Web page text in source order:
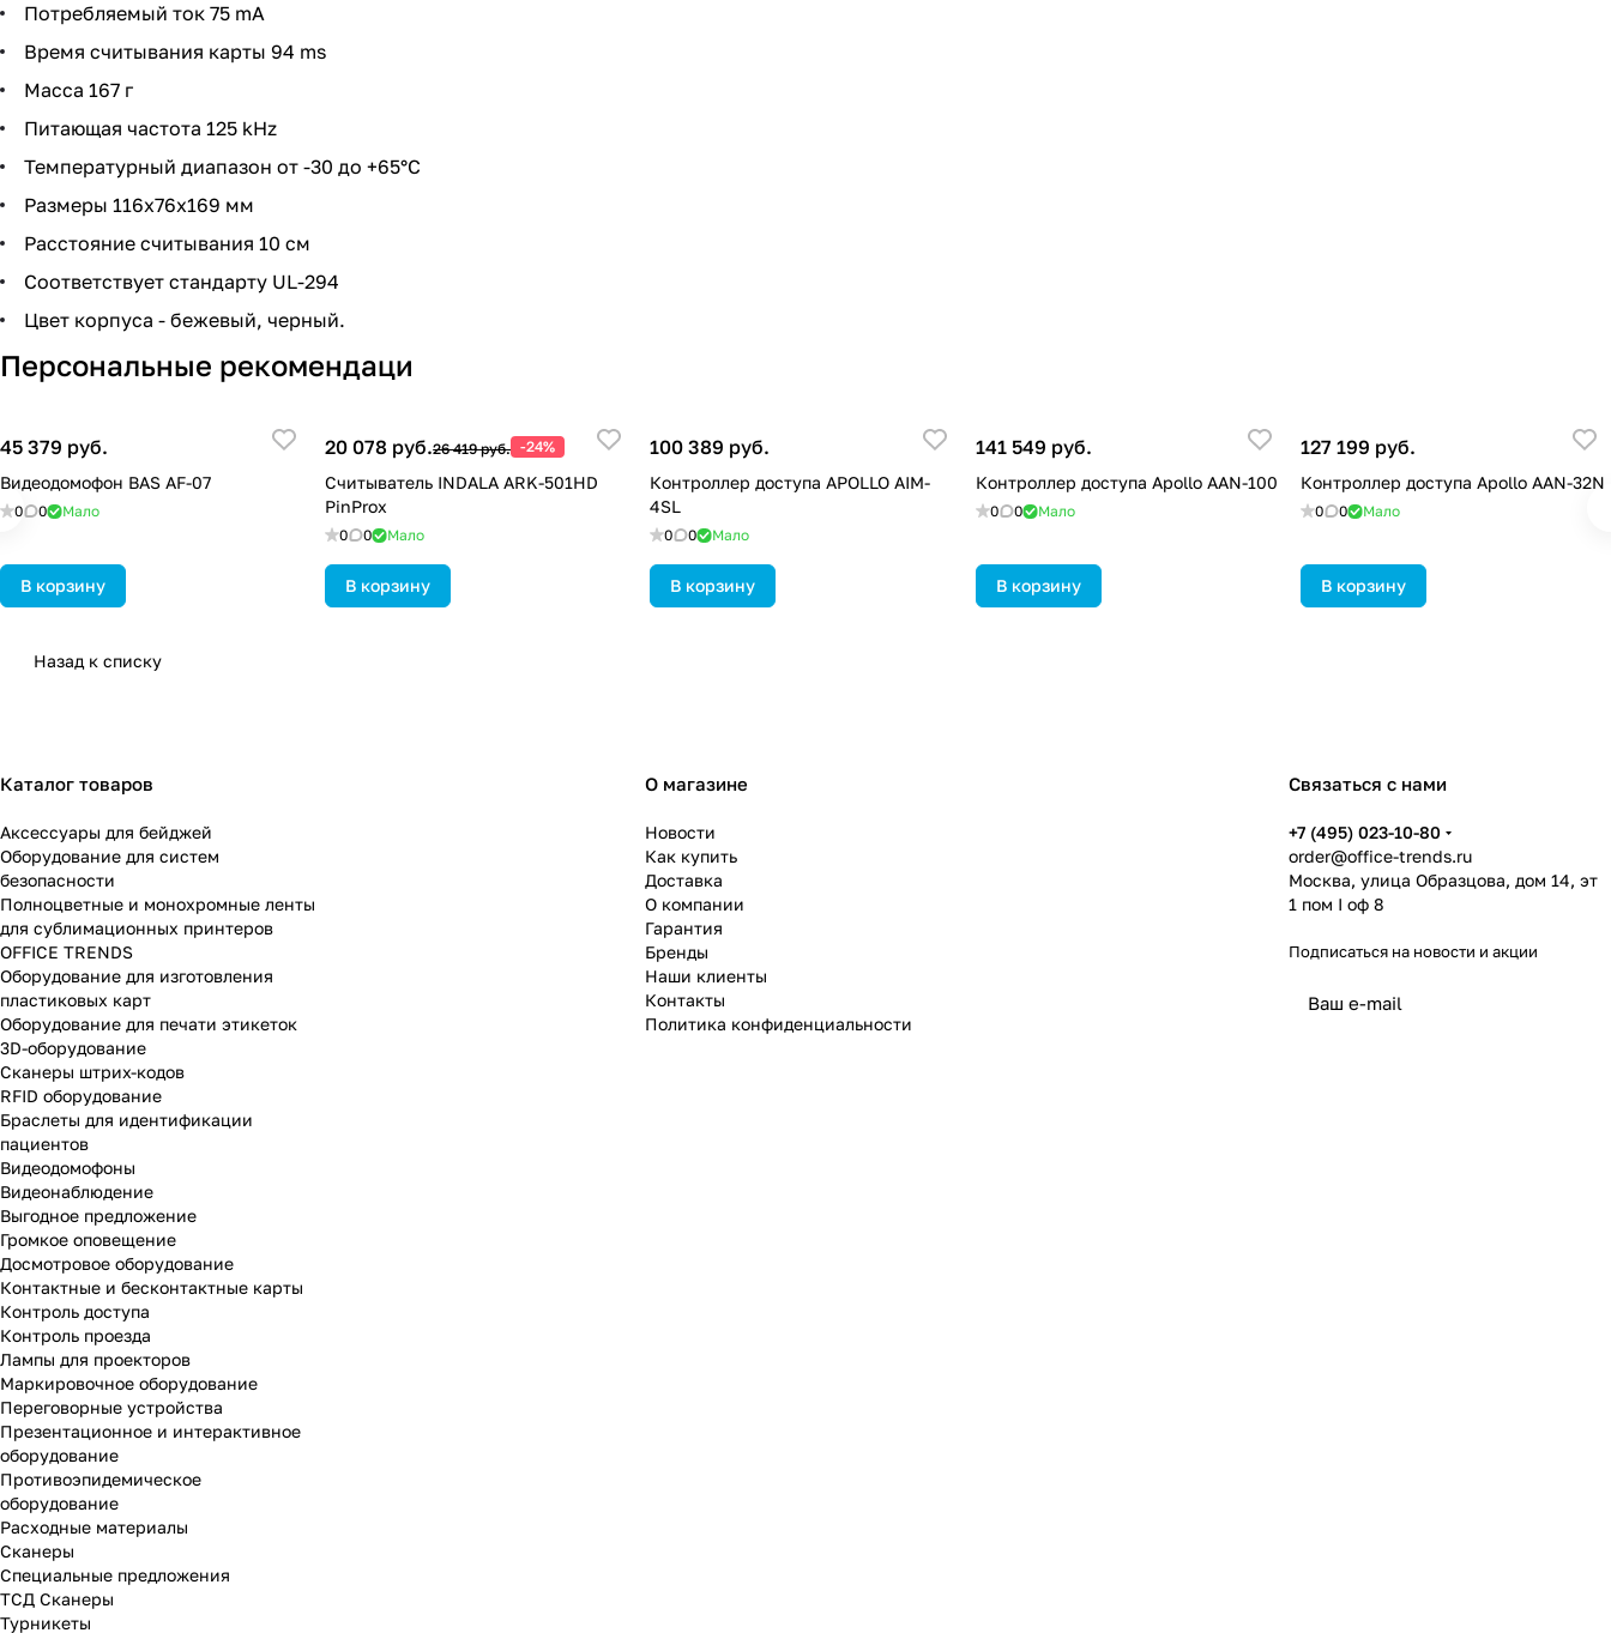
Потребляемый ток 75 mA
Время считывания карты 94 ms
Масса 167 г
Питающая частота 125 kHz
Температурный диапазон от -30 до +65°С
Размеры 116х76х169 мм
Расстояние считывания 10 см
Соответствует стандарту UL-294
Цвет корпуса - бежевый, черный.
Персональные рекомендаци
45 379 руб.
Видеодомофон BAS AF-07
0 0 Мало
В корзину
20 078 руб.26 419 руб. -24%
Считыватель INDALA ARK-501HD
PinProx
0 0 Мало
В корзину
100 389 руб.
Контроллер доступа APOLLO AIM-
4SL
0 0 Мало
В корзину
141 549 руб.
Контроллер доступа Apollo AAN-100
0 0 Мало
В корзину
127 199 руб.
Контроллер доступа Apollo AAN-32N
0 0 Мало
В корзину
Назад к списку
Каталог товаров
Аксессуары для бейджей
Оборудование для систем
безопасности
Полноцветные и монохромные ленты
для сублимационных принтеров
OFFICE TRENDS
Оборудование для изготовления
пластиковых карт
Оборудование для печати этикеток
3D-оборудование
Cканеры штрих-кодов
RFID оборудование
Браслеты для идентификации
пациентов
Видеодомофоны
Видеонаблюдение
Выгодное предложение
Громкое оповещение
Досмотровое оборудование
Контактные и бесконтактные карты
Контроль доступа
Контроль проезда
Лампы для проекторов
Маркировочное оборудование
Переговорные устройства
Презентационное и интерактивное
оборудование
Противоэпидемическое
оборудование
Расходные материалы
Сканеры
Специальные предложения
ТСД Сканеры
Турникеты
О магазине
Новости
Как купить
Доставка
О компании
Гарантия
Бренды
Наши клиенты
Контакты
Политика конфиденциальности
Связаться с нами
+7 (495) 023-10-80
order@office-trends.ru
Москва, улица Образцова, дом 14, эт
1 пом I оф 8
Подписаться на новости и акции